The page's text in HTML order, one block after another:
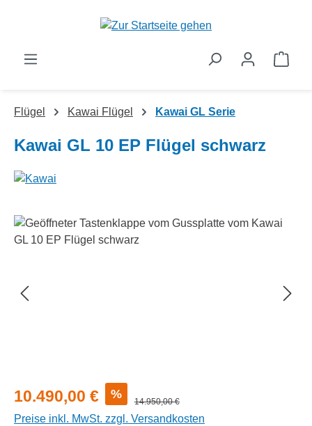
Zum Hauptinhalt springen
Flügel Kawai Flügel Kawai GL Serie
Kawai GL 10 EP Flügel schwarz
Bildergalerie überspringen
Verkaufspreis:
10.490,00 € % Regulärer Preis:
14.950,00 €
Preise inkl. MwSt. zzgl. Versandkosten